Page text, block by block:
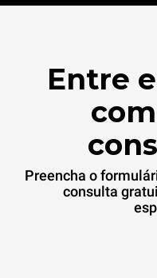
Entre
Preencha o
consulta